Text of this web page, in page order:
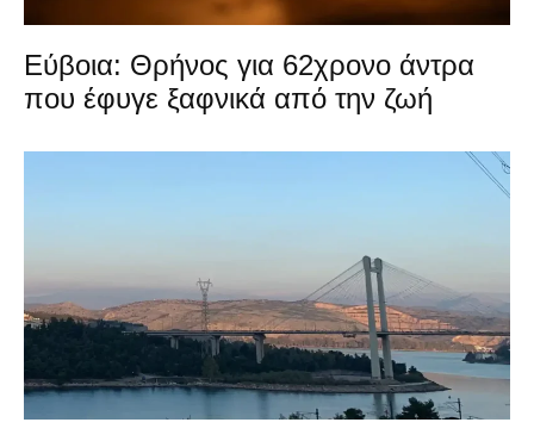
Εύβοια: Θρήνος για 62χρονο άντρα
που έφυγε ξαφνικά από την ζωή